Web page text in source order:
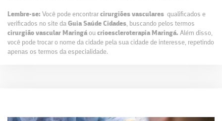
Lembre-se: Você pode encontrar cirurgiões vasculares qualificados e
verificados no site da Guia Saúde Cidades, buscando pelos termos
cirurgião vascular Maringáou crioescleroterapia Maringá. Além disso,
você pode trocar o nome da cidade pela sua cidade de interesse, repetindo
apenas os termos da especialidade.